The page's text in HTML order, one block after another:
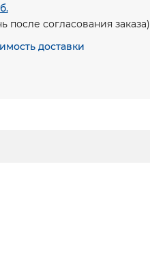
согласования заказа)
доставки